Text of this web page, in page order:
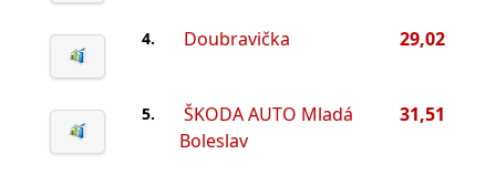
4. Doubravička 29,02
5.
ŠKODA AUTO Mladá
Boleslav
31,51